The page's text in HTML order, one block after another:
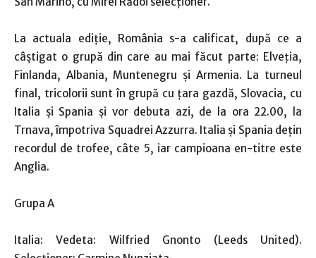
La actuala ediţie, România s-a calificat, după ce a
câştigat o grupă din care au mai făcut parte: Elveţia,
Finlanda, Albania, Muntenegru şi Armenia. La turneul
final, tricolorii sunt în grupă cu ţara gazdă, Slovacia, cu
Italia şi Spania şi vor debuta azi, de la ora 22.00, la
Trnava, împotriva Squadrei Azzurra. Italia şi Spania deţin
recordul de trofee, câte 5, iar campioana en-titre este
Anglia.
Grupa A
Italia: Vedeta: Wilfried Gnonto (Leeds United).